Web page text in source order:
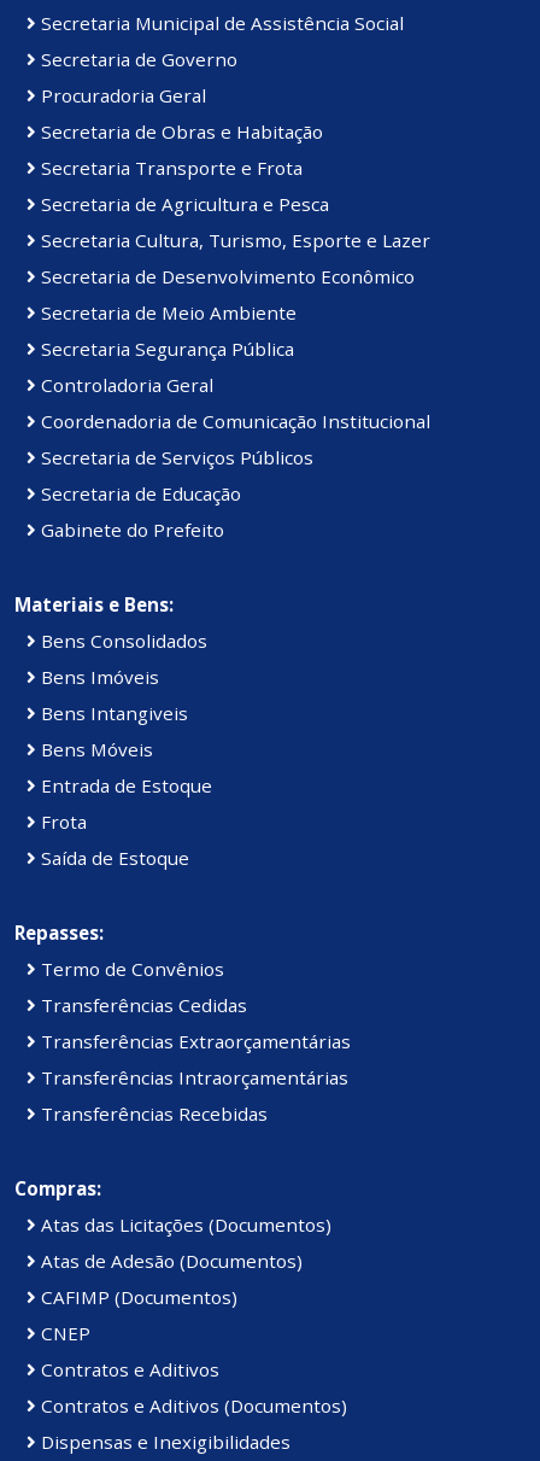
Secretaria Municipal de Assistência Social
Secretaria de Governo
Procuradoria Geral
Secretaria de Obras e Habitação
Secretaria Transporte e Frota
Secretaria de Agricultura e Pesca
Secretaria Cultura, Turismo, Esporte e Lazer
Secretaria de Desenvolvimento Econômico
Secretaria de Meio Ambiente
Secretaria Segurança Pública
Controladoria Geral
Coordenadoria de Comunicação Institucional
Secretaria de Serviços Públicos
Secretaria de Educação
Gabinete do Prefeito
Materiais e Bens:
Bens Consolidados
Bens Imóveis
Bens Intangiveis
Bens Móveis
Entrada de Estoque
Frota
Saída de Estoque
Repasses:
Termo de Convênios
Transferências Cedidas
Transferências Extraorçamentárias
Transferências Intraorçamentárias
Transferências Recebidas
Compras:
Atas das Licitações (Documentos)
Atas de Adesão (Documentos)
CAFIMP (Documentos)
CNEP
Contratos e Aditivos
Contratos e Aditivos (Documentos)
Dispensas e Inexigibilidades